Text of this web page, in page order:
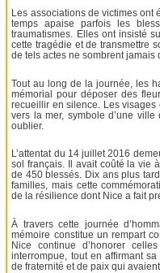
Les associations de victimes ont
temps apaise parfois les
traumatismes. Elles ont insisté
cette tragédie et de transmettre
de tels actes ne sombrent jamais
Tout au long de la journée, les
mémorial pour déposer des
recueillir en silence. Les
vers la mer, symbole d’une
oublier.
L’attentat du 14 juillet 2016
sol français. Il avait coûté la vie
de 450 blessés. Dix ans plus
familles, mais cette
de la résilience dont Nice a fait
À travers cette journée
mémoire constitue un rempart
Nice continue d’honorer
interrompue, tout en affirmant
de fraternité et de paix qui